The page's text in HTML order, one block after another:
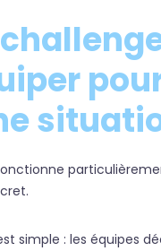
simple : les équipes